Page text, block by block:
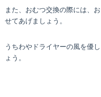
また、おむつ交換の際には、
せてあげましょう。
うちわやドライヤーの風を優
ょう。